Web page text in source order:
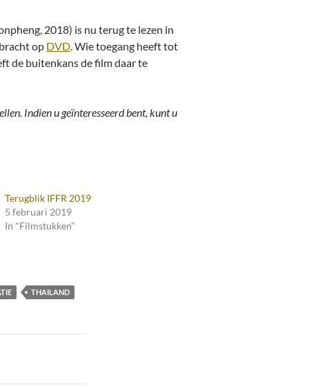
2018) is nu terug te lezen in
op DVD. Wie toegang heeft tot
de buitenkans de film daar te
Indien u geïnteresseerd bent, kunt u
Terugblik IFFR 2019
5 februari 2019
In "Filmstukken"
THAILAND